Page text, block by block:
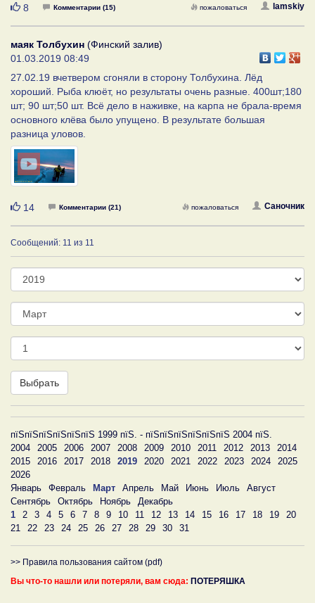
Нравится
8 Комментарии (15) lamskiy
пожаловаться
маяк Толбухин (Финский залив)
01.03.2019 08:49
27.02.19 вчетвером сгоняли в сторону Толбухина. Лёд
хороший. Рыба клюёт, но результаты очень разные. 400шт;180
шт; 90 шт;50 шт. Всё дело в наживке, на карпа не брала-время
основного клёва было упущено. В результате большая
разница уловов.
Нравится
14 Комментарии (21) Саночник
пожаловаться
Сообщений: 11 из 11
Год
Месяц
День
Выбрать
пїЅпїЅпїЅпїЅпїЅпїЅ 1999 пїЅ. - пїЅпїЅпїЅпїЅпїЅпїЅ 2004 пїЅ.
2004
2005 2006 2007 2008 2009 2010 2011 2012 2013
2014
2015
2016 2017 2018 2019 2020 2021 2022 2023 2024
2025
2026
Январь
Февраль Март Апрель Май Июнь Июль
Август
Сентябрь
Октябрь Ноябрь
Декабрь
1
2 3 4 5 6 7 8 9 10 11 12 13 14 15 16 17 18 19
20
21
22 23 24 25 26 27 28 29 30 31
>> Правила пользования сайтом (pdf)
Вы что-то нашли или потеряли, вам сюда: ПОТЕРЯШКА